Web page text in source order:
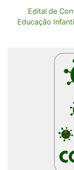
Edital de
Educação